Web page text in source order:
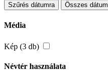
Szűrés dátumra Összes dátum
Média
Kép (3 db)
Névtér használata